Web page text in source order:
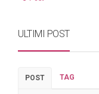
ULTIMI POST
POST TAG